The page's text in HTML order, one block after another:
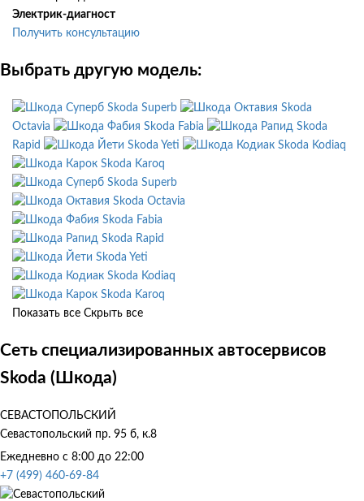
Электрик-диагност
Получить консультацию
Выбрать другую модель:
Skoda Superb
Skoda
Octavia
Skoda Fabia
Skoda
Rapid
Skoda Yeti
Skoda Kodiaq
Skoda Karoq
Skoda Superb
Skoda Octavia
Skoda Fabia
Skoda Rapid
Skoda Yeti
Skoda Kodiaq
Skoda Karoq
Показать все Скрыть все
Сеть специализированных автосервисов
Skoda (Шкода)
СЕВАСТОПОЛЬСКИЙ
Севастопольский пр. 95 б, к.8
Ежедневно с 8:00 до 22:00
+7 (499) 460-69-84